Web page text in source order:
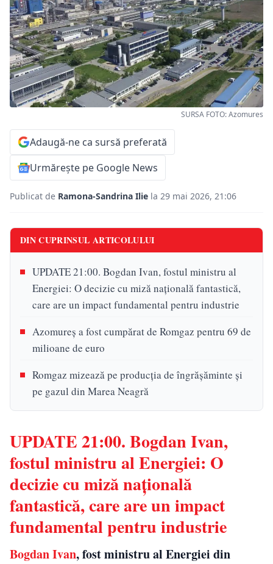
SURSA FOTO: Azomures
Adaugă-ne ca sursă preferată
Urmărește pe Google News
Publicat de Ramona-Sandrina Ilie la 29 mai 2026, 21:06
DIN CUPRINSUL ARTICOLULUI
UPDATE 21:00. Bogdan Ivan, fostul ministru al
Energiei: O decizie cu miză națională fantastică,
care are un impact fundamental pentru industrie
Azomureș a fost cumpărat de Romgaz pentru 69 de
milioane de euro
Romgaz mizează pe producția de îngrășăminte și
pe gazul din Marea Neagră
UPDATE 21:00. Bogdan Ivan,
fostul ministru al Energiei: O
decizie cu miză națională
fantastică, care are un impact
fundamental pentru industrie
Bogdan Ivan, fost ministru al Energiei din